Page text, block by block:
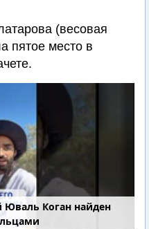
(весовая
пятое место в
Юваль Коган найден